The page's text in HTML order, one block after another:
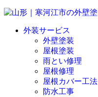
外装サービス
外壁塗装
屋根塗装
雨とい修理
屋根修理
屋根カバー工法
防水工事